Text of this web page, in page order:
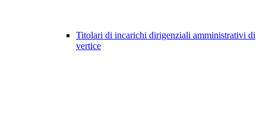
Titolari di incarichi dirigenziali amministrativi di
vertice